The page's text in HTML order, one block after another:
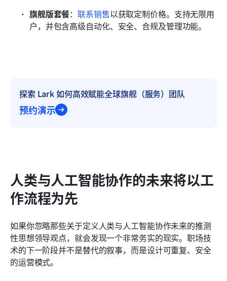
旗舰版套餐：联系销售以获取定制价格。支持无限用
户，并包含高级自动化、安全、合规及管理功能。
探索 Lark 如何高效赋能全球旗舰（服务）团队
预约演示
人类与人工智能协作的未来将以工
作流程为先
如果你忽略那些关于定义人类与人工智能协作未来的推测
性思想领导观点，就会发现一个非常务实的现实。职场技
术的下一阶段并不是替代的叙事，而是设计可重复、安全
的运营模式。